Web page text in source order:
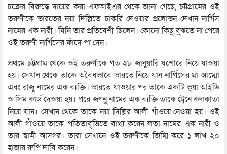
চক্রের বিরুদ্ধে দায়ের করা এফআইএর থেকে জানা গেছে, চট্টগ্রামের ওই
তরুণীকে ভারতের নয়া দিল্লিতে চাকরি দেওয়ার প্রলোভন দেখান নার্গিস
নামের এক নারী। যিনি তার প্রতিবেশী ছিলেন। কোনো কিছু বুঝতে না পেরে
ওই তরুণী নার্গিসের ফাঁদে পা দেন।
প্রথমে চট্টগ্রাম থেকে ওই তরুণীকে গত ২৮ জানুয়ারি যশোরে নিয়ে যাওয়া
হয়। সেখান থেকে তাকে অবৈধভাবে ভারতে নিয়ে যান নার্গিসের মা আম্মো
এবং রাজু নামের এক ব্যক্তি। ভারতে যাওয়ার পর তাকে একটি ভুয়া আইডি
ও সিম কার্ড দেওয়া হয়। পরে জগনু নামের এক ব্যক্তি তাকে ট্রেনে কলকাতা
নিয়ে যান। সেখান থেকে তাকে নয়া দিল্লির আলী গাঁওয়ে নেওয়া হয়। ওই
আলী গাঁওয়ে তাকে পতিতাবৃত্তিতে বাধ্য করেন লতা নামের এক নারী ও
তার স্বামী আসগর। তারা সেখানে ওই তরুণীকে জিম্মি করে ১ লাখ ২০
হাজার রুপি দাবি করেন।